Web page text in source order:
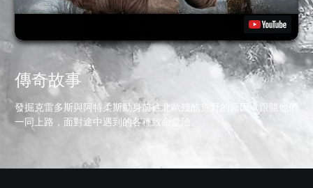
傳奇故事
發掘克雷多斯與阿特柔斯動身前往北歐殘酷荒野的原因，跟隨他們
一同上路，面對途中遇到的各種致命危險。